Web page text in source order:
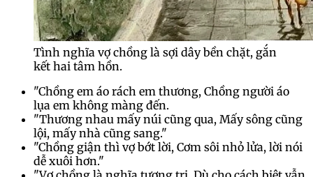
Tình nghĩa vợ chồng là sợi dây bền chặt, gắn
kết hai tâm hồn.
"Chồng em áo rách em thương, Chồng người áo
lụa em không màng đến.
"Thương nhau mấy núi cũng qua, Mấy sông cũng
lội, mấy nhà cũng sang."
"Chồng giận thì vợ bớt lời, Cơm sôi nhỏ lửa, lời nói
dễ xuôi hơn."